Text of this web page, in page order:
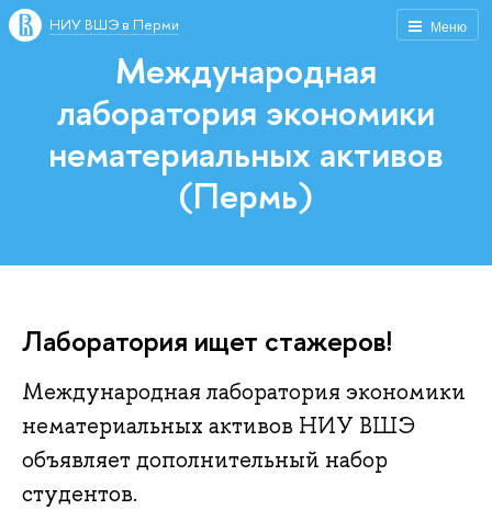
Меню
НИУ ВШЭ в Перми
Международная
лаборатория экономики
нематериальных активов
(Пермь)
Лаборатория ищет стажеров!
Международная лаборатория экономики
нематериальных активов НИУ ВШЭ
объявляет дополнительный набор
студентов.